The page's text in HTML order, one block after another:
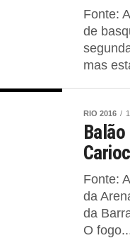
Fonte:
de
mas
RIO 2016
Fonte:
da
da
O